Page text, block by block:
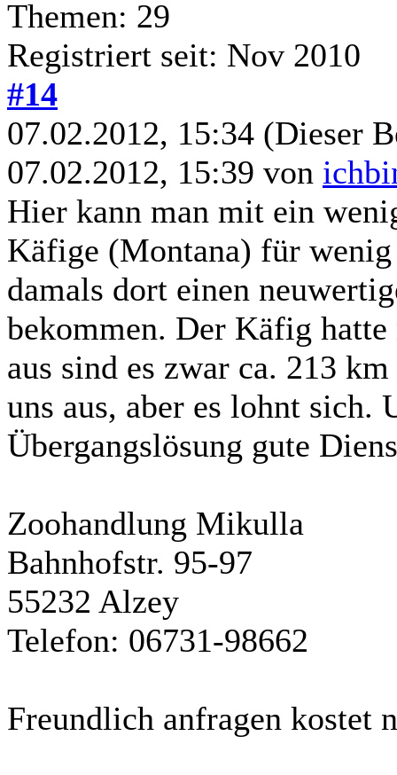
Themen: 29
Registriert seit: Nov 2010
#14
07.02.2012, 15:34 (Dieser
07.02.2012, 15:39 von
Hier kann man mit ein
Käfige (Montana) für
damals dort einen
bekommen. Der Käfig
aus sind es zwar ca. 213
uns aus, aber es lohnt sich.
Übergangslösung gute
Zoohandlung Mikulla
Bahnhofstr. 95-97
55232 Alzey
Telefon: 06731-98662
Freundlich anfragen kostet